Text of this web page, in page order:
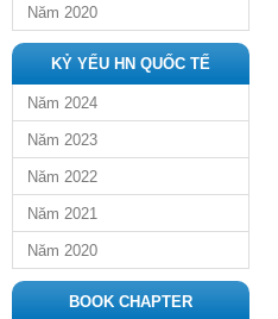
Năm 2020
KỶ YẾU HN QUỐC TẾ
Năm 2024
Năm 2023
Năm 2022
Năm 2021
Năm 2020
BOOK CHAPTER